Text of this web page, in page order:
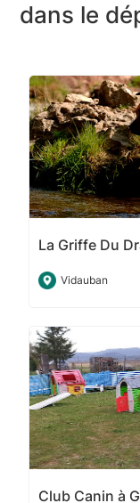
dans le
La Griffe Du
Vidauban
Club Canin à